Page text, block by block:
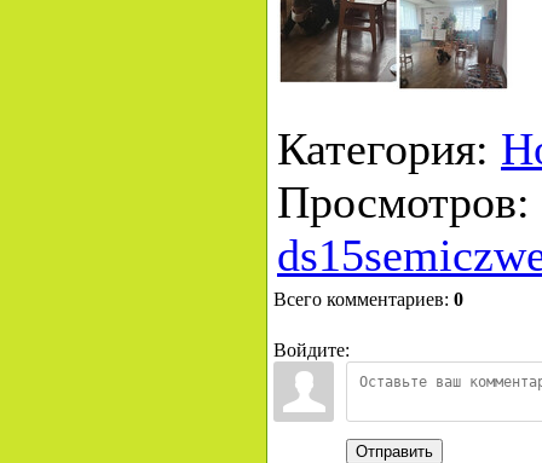
Категория:
Просмотров:
Всего комментариев: 0
Войдите:
Отправить